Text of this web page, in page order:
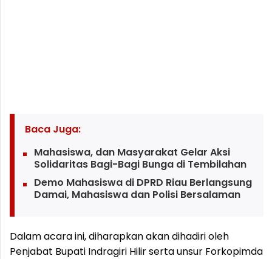
Baca Juga:
Mahasiswa, dan Masyarakat Gelar Aksi
Solidaritas Bagi-Bagi Bunga di Tembilahan
Demo Mahasiswa di DPRD Riau Berlangsung
Damai, Mahasiswa dan Polisi Bersalaman
Dalam acara ini, diharapkan akan dihadiri oleh
Penjabat Bupati Indragiri Hilir serta unsur Forkopimda